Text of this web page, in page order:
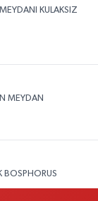
KULAKSIZ
MEYDAN